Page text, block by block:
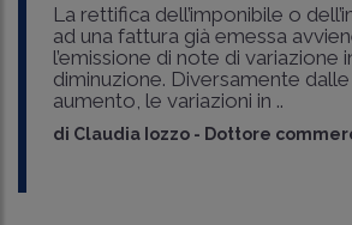
La rettifica dell’imponibile o
ad una fattura già emessa
l’emissione di note di variazione
diminuzione. Diversamente
aumento, le variazioni in ..
di Claudia Iozzo - Dottore